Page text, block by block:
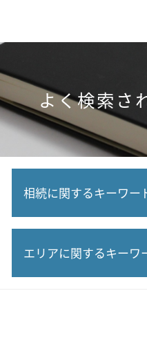
よく検索さ
相続に関するキーワー
税率 相続税
エリアに関するキーワ